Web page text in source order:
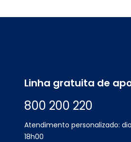
Linha gratuita de
800 200 220
Atendimento personalizado:
18h00